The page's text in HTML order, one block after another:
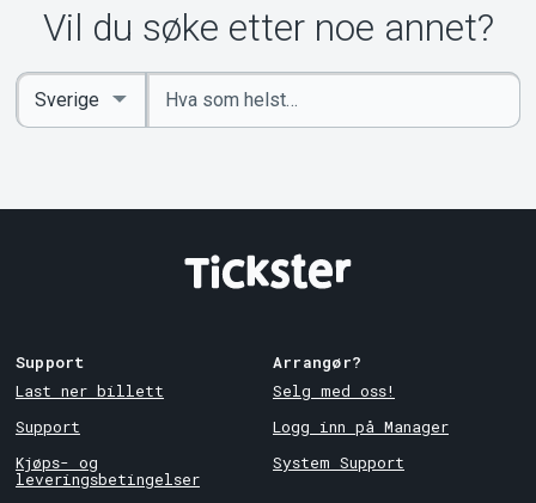
Vil du søke etter noe annet?
Angi
nøkkelord
Select
Country
Support
Last ner billett
Support
Kjøps- og
leveringsbetingelser
Arrangør?
Selg med oss!
Logg inn på Manager
System Support